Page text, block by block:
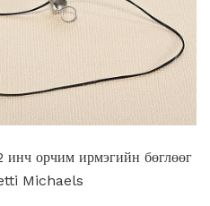
инч орчим ирмэгийн бөглөөг
Michaels